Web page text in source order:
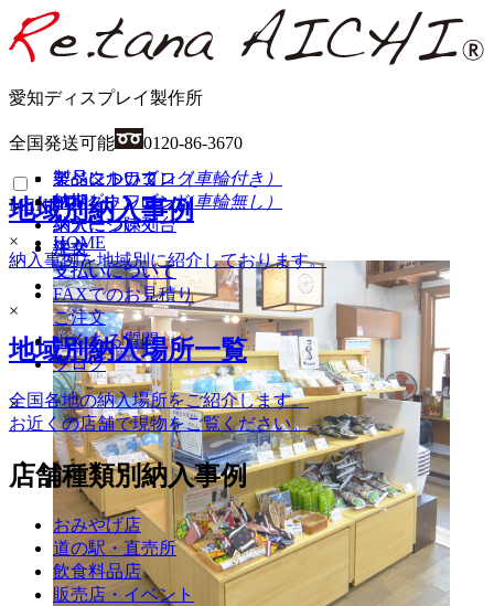
愛知ディスプレイ製作所
全国発送可能 0120-86-3670
MENU
HOME
商品一覧
ワゴン（車輪付き）
ワゴン（車輪無し）
ステージ陳列台
平台
壁面陳列棚
ラウンド・六角陳列台
トレイラック
システム什器
レジカンター
シェルフラック
園芸什器
プライスカード差し・etc
イベントワゴン（車輪付き）
イベントワゴン（車輪無し）
ステージ陳列台
平台
地域別納入事例
納入事例を地域別に紹介しております。
地域別納入場所一覧
全国各地の納入場所をご紹介します。
お近くの店舗で現物をご覧ください。
店舗種類別納入事例
おみやげ店
道の駅・直売所
飲食料品店
販売店・イベント
製品について
納期
納入について
注文
支払いについて
×
製品について
納期
納入について
注文
支払いについて
FAXでのお見積り
ご注文
よくある質問
ブログ
×
デジタルカタログ
PDFダウンロード
×